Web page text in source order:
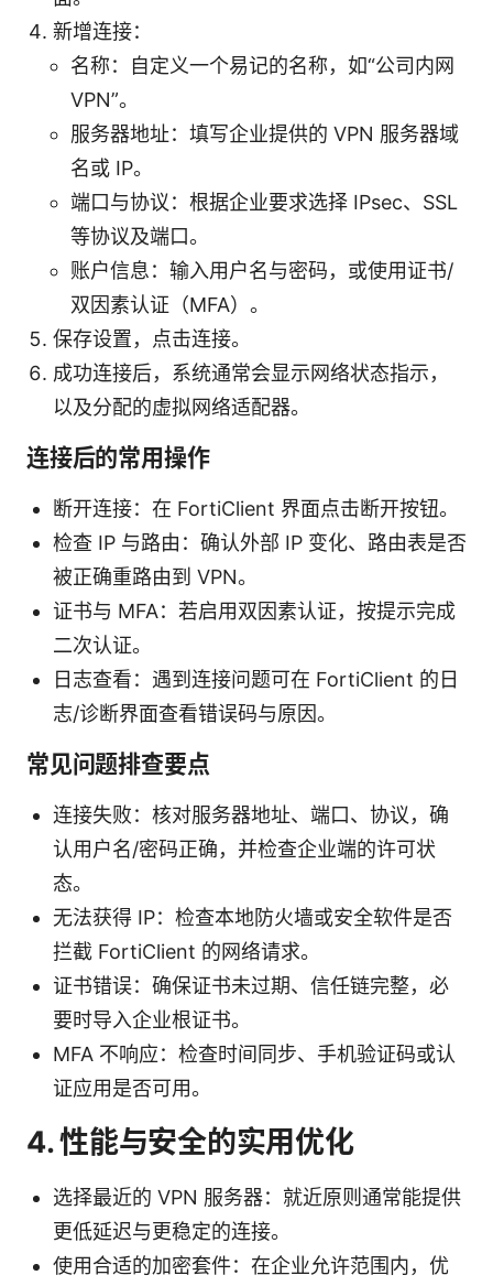
新增连接：
名称：自定义一个易记的名称，如“公司内网
VPN”。
服务器地址：填写企业提供的 VPN 服务器域
名或 IP。
端口与协议：根据企业要求选择 IPsec、SSL
等协议及端口。
账户信息：输入用户名与密码，或使用证书/
双因素认证（MFA）。
保存设置，点击连接。
成功连接后，系统通常会显示网络状态指示，
以及分配的虚拟网络适配器。
连接后的常用操作
断开连接：在 FortiClient 界面点击断开按钮。
检查 IP 与路由：确认外部 IP 变化、路由表是否
被正确重路由到 VPN。
证书与 MFA：若启用双因素认证，按提示完成
二次认证。
日志查看：遇到连接问题可在 FortiClient 的日
志/诊断界面查看错误码与原因。
常见问题排查要点
连接失败：核对服务器地址、端口、协议，确
认用户名/密码正确，并检查企业端的许可状
态。
无法获得 IP：检查本地防火墙或安全软件是否
拦截 FortiClient 的网络请求。
证书错误：确保证书未过期、信任链完整，必
要时导入企业根证书。
MFA 不响应：检查时间同步、手机验证码或认
证应用是否可用。
4. 性能与安全的实用优化
选择最近的 VPN 服务器：就近原则通常能提供
更低延迟与更稳定的连接。
使用合适的加密套件：在企业允许范围内，优